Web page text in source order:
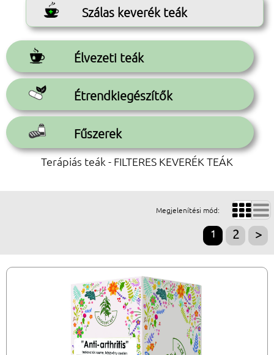
Szálas keverék teák
Élvezeti teák
Étrendkiegészítők
Fűszerek
Terápiás teák - FILTERES KEVERÉK TEÁK
Megjelenítési mód: 
1 2 >